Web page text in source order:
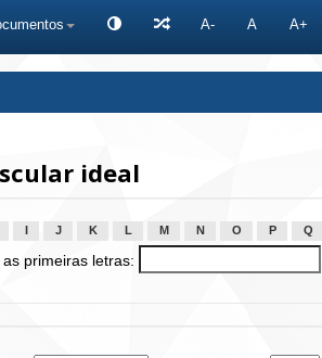
A- A A+
ideal
J K L M N O P Q
primeiras letras: